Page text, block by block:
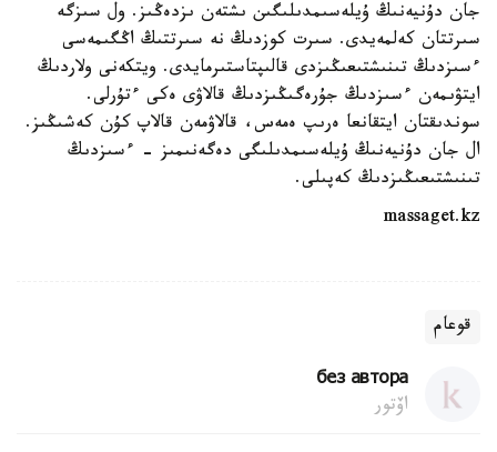
جان دۇنيەنىڭ ۇيلەسىمدىلىگىن ىشتەن ىزدەڭىز. ول سىزگە
سىرتتان كەلمەيدى. سىرت كوزدىڭ نە سىرتتىڭ اڭگىمەسى
ءسىزدىڭ تىنىشتىعىڭىزدى قالىپتاستىرمايدى. ويتكەنى ولاردىڭ
ايتۋىمەن ءسىزدىڭ جۇرەگىڭىزدىڭ قالاۋى ەكى ءتۇرلى.
سوندىقتان ايتقانعا ەرىپ ەمەس، قالاۋمەن قالاپ كۇن كەشىڭىز.
ال جان دۇنيەنىڭ ۇيلەسىمدىلىگى دەگەنىمىز - ءسىزدىڭ
تىنىشتىعىڭىزدىڭ كەپىلى.
massaget.kz
قوعام
без автора
اۆتور